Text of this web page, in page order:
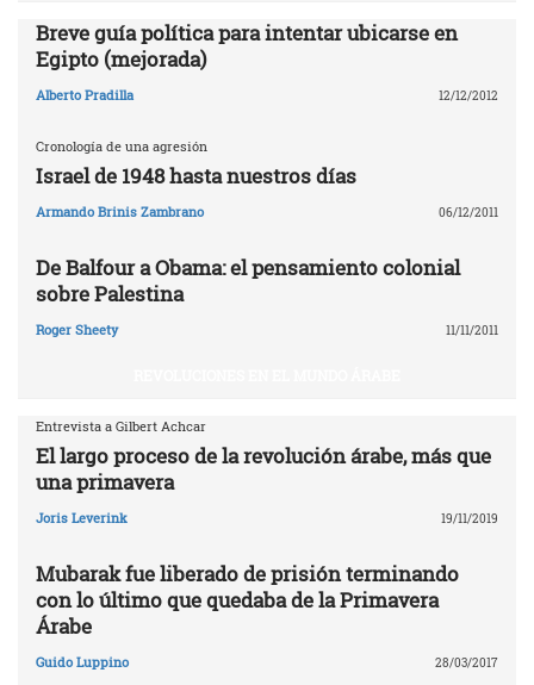
Breve guía política para intentar ubicarse en
Egipto (mejorada)
Alberto Pradilla 12/12/2012
Cronología de una agresión
Israel de 1948 hasta nuestros días
Armando Brinis Zambrano 06/12/2011
De Balfour a Obama: el pensamiento colonial
sobre Palestina
Roger Sheety 11/11/2011
Entrevista a Gilbert Achcar
El largo proceso de la revolución árabe, más que
una primavera
Joris Leverink 19/11/2019
Mubarak fue liberado de prisión terminando
con lo último que quedaba de la Primavera
Árabe
Guido Luppino 28/03/2017